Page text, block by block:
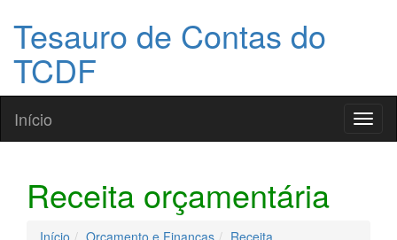
Tesauro de Contas do
TCDF
Início
Receita orçamentária
Início Orçamento e Finanças
Receita